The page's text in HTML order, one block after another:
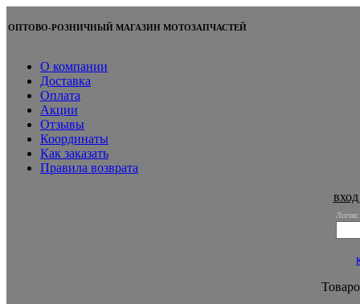
ОПТОВО-РОЗНИЧНЫЙ МАГАЗИН МОТОЗАПЧАСТЕЙ
О компании
Доставка
Оплата
Акции
Отзывы
Координаты
Как заказать
Правила возврата
Логин: